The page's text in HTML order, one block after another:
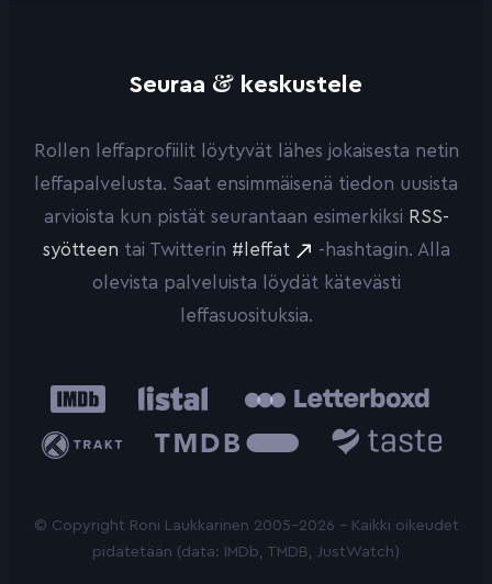
Seuraa & keskustele
Rollen leffaprofiilit löytyvät lähes jokaisesta netin
leffapalvelusta. Saat ensimmäisenä tiedon uusista
arvioista kun pistät seurantaan esimerkiksi RSS-
syötteen tai Twitterin #leffat
-hashtagin. Alla
olevista palveluista löydät kätevästi
leffasuosituksia.
IMDb Listal
Trakt
Database
© Copyright Roni Laukkarinen 2005-2026 - Kaikki oikeudet
pidätetään (data: IMDb, TMDB, JustWatch)